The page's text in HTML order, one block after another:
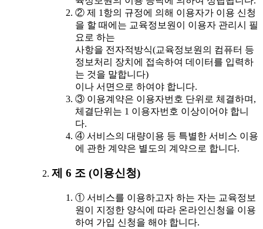
② 제 1항의 규정에 의해 이용자가 이용 신청
을 할 때에는 교육정보원이 이용자 관리시 필
요로 하는
사항을 전자적방식(교육정보원의 컴퓨터 등
정보처리 장치에 접속하여 데이터를 입력하
는 것을 말합니다)
이나 서면으로 하여야 합니다.
③ 이용계약은 이용자번호 단위로 체결하며,
체결단위는 1 이용자번호 이상이어야 합니
다.
④ 서비스의 대량이용 등 특별한 서비스 이용
에 관한 계약은 별도의 계약으로 합니다.
제 6 조 (이용신청)
① 서비스를 이용하고자 하는 자는 교육정보
원이 지정한 양식에 따라 온라인신청을 이용
하여 가입 신청을 해야 합니다.